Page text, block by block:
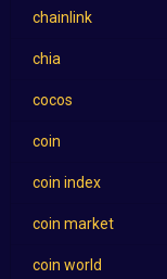
chainlink
chia
cocos
coin
coin index
coin market
coin world